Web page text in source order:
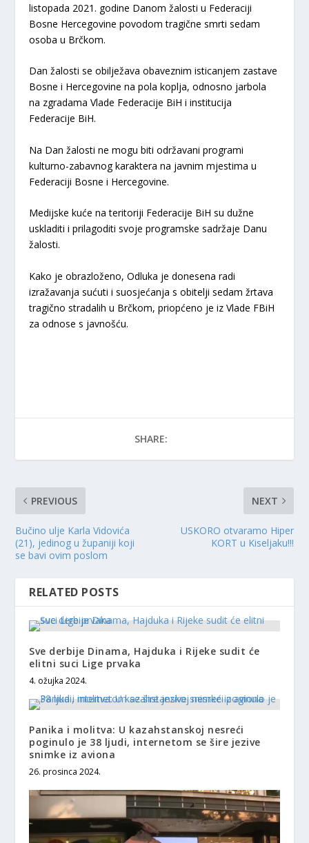
listopada 2021. godine Danom žalosti u Federaciji
Bosne Hercegovine povodom tragične smrti sedam
osoba u Brčkom.
Dan žalosti se obilježava obaveznim isticanjem zastave
Bosne i Hercegovine na pola koplja, odnosno jarbola
na zgradama Vlade Federacije BiH i institucija
Federacije BiH.
Na Dan žalosti ne mogu biti održavani programi
kulturno-zabavnog karaktera na javnim mjestima u
Federaciji Bosne i Hercegovine.
Medijske kuće na teritoriji Federacije BiH su dužne
uskladiti i prilagoditi svoje programske sadržaje Danu
žalosti.
Kako je obrazloženo, Odluka je donesena radi
izražavanja sućuti i suosjećanja s obitelji sedam žrtava
tragično stradalih u Brčkom, priopćeno je iz Vlade FBiH
za odnose s javnošću.
SHARE:
PREVIOUS
Bučino ulje Karla Vidovića
(21), jedinog u županiji koji
se bavi ovim poslom
NEXT
USKORO otvaramo Hiper
KORT u Kiseljaku!!!
RELATED POSTS
Sve derbije Dinama, Hajduka i Rijeke sudit će
elitni suci Lige prvaka
4. ožujka 2024.
Panika i molitva: U kazahstanskoj nesreći
poginulo je 38 ljudi, internetom se šire jezive
snimke iz aviona
26. prosinca 2024.